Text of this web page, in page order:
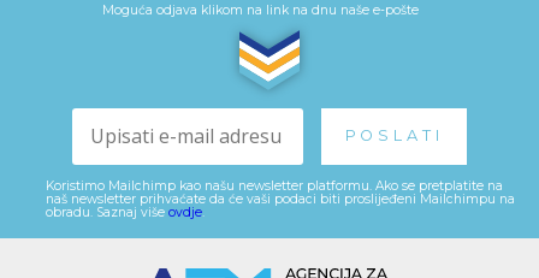
Moguća odjava klikom na link na dnu naše e-pošte
Koristimo Mailchimp kao našu newsletter platformu. Ako se pretplatite na
naš newsletter prihvaćate da će vaši podaci biti proslijeđeni Mailchimpu na
obradu. Saznaj više ovdje.